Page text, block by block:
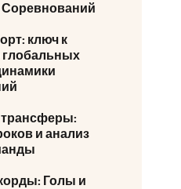
ключ к
трансферы:
и анализ
Голы и